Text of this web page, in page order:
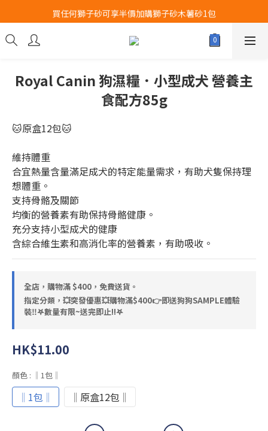
Airbuggy 全線現貨8折！立即點擊火速搶購
買任何獅子砂可享半價加購獅子砂木薯砂1包
Airbuggy 全線現貨8折！立即點擊火速搶購
Royal Canin 狗濕糧．小型成犬 營養主
食配方85g
🐱原盒12包🐱
維持體重
合宜熱量含量滿足成犬的特定能量需求，有助犬隻保持理
想體重。
支持骨骼及關節
均衡的營養素有助保持骨骼健康。
充分支持小型成犬的健康
含綜合維生素和高消化率的營養素，有助吸收。
全店，購物滿 $400，免費送貨。
指定分類，💥突發優惠💥購物滿$400👉即送狗狗SAMPLE體驗
裝‼️𖤐數量有限~送完即止!!𖤐
HK$11.00
顏色 : ‖1包‖
‖1包‖ ‖原盒12包‖